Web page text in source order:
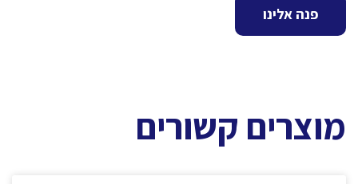
פנה אלינו
מוצרים קשורים